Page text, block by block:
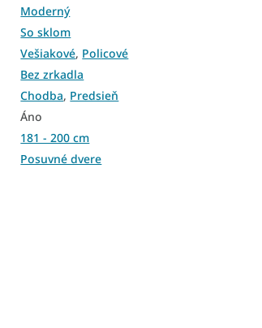
Moderný
So sklom
Vešiakové, Policové
Bez zrkadla
Chodba, Predsieň
Áno
181 - 200 cm
Posuvné dvere